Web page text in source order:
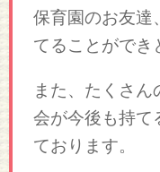
保育園のお友達
てることができ
また、たくさ
会が今後も持て
ております。